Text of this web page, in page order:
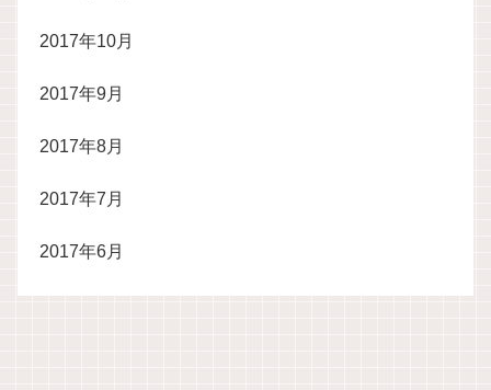
2017年10月
2017年9月
2017年8月
2017年7月
2017年6月